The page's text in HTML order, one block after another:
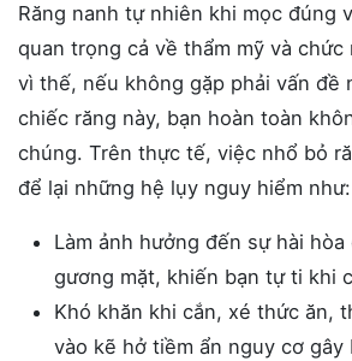
Răng nanh tự nhiên khi mọc đúng
quan trọng cả về thẩm mỹ và chức
vì thế, nếu không gặp phải vấn đề
chiếc răng này, bạn hoàn toàn
chúng. Trên thực tế, việc nhổ bỏ
để lại những hệ lụy nguy hiểm như:
Làm ảnh hưởng đến sự hài hòa
gương mặt, khiến bạn tự ti khi
Khó khăn khi cắn, xé thức ăn,
vào kẽ hở tiềm ẩn nguy cơ gây